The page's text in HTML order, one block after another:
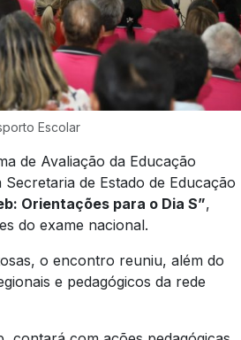
Escolar
de Avaliação da Educação
de Estado de Educação
Orientações para o Dia S”,
do exame nacional.
o encontro reuniu, além do
e pedagógicos da rede